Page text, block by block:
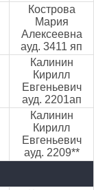
Кострова
Мария
Алексеевна
ауд. 3411 яп
Калинин
Кирилл
Евгеньевич
ауд. 2201ап
Калинин
Кирилл
Евгеньевич
ауд. 2209**